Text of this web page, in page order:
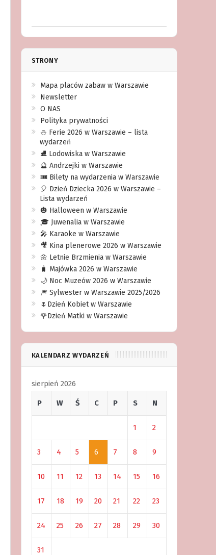
STRONY
Mapa placów zabaw w Warszawie
Newsletter
O NAS
Polityka prywatności
⛄️ Ferie 2026 w Warszawie – lista
wydarzeń
⛸ Lodowiska w Warszawie
🔮 Andrzejki w Warszawie
🎟️ Bilety na wydarzenia w Warszawie
🎈 Dzień Dziecka 2026 w Warszawie –
Lista wydarzeń
🎃 Halloween w Warszawie
🎓 Juwenalia w Warszawie
🎤 Karaoke w Warszawie
🎥 Kina plenerowe 2026 w Warszawie
🌼 Letnie Brzmienia w Warszawie
🧳 Majówka 2026 w Warszawie
🌙 Noc Muzeów 2026 w Warszawie
🎆 Sylwester w Warszawie 2025/2026
🌷Dzień Kobiet w Warszawie
🌹Dzień Matki w Warszawie
KALENDARZ WYDARZEŃ
sierpień 2026
P W Ś C P S N
1 2
3 4 5 6 7 8 9
10 11 12 13 14 15 16
17 18 19 20 21 22 23
24 25 26 27 28 29 30
31